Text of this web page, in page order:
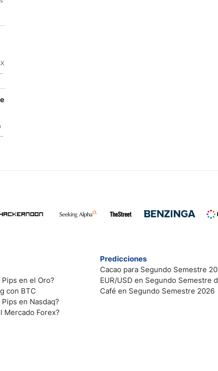
en el Oro?
con BTC
en Nasdaq?
Mercado Forex?
Predicciones
Cacao para Segundo Semestre
EUR/USD en Segundo Semestre
Café en Segundo Semestre 2026